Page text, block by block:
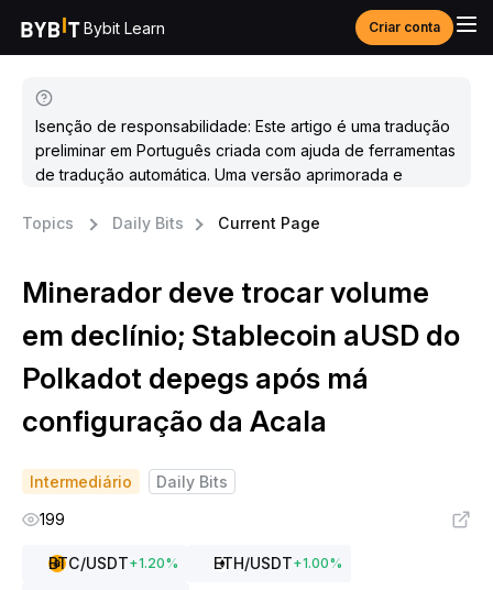
Bybit Learn Criar conta
Isenção de responsabilidade: Este artigo é uma tradução
preliminar em Português criada com ajuda de ferramentas
de tradução automática. Uma versão aprimorada e
Topics
Daily Bits Current Page
Minerador deve trocar volume
em declínio; Stablecoin aUSD do
Polkadot depegs após má
configuração da Acala
Intermediário
Daily Bits
199
BTC/USDT+1.20% ETH/USDT+1.00%